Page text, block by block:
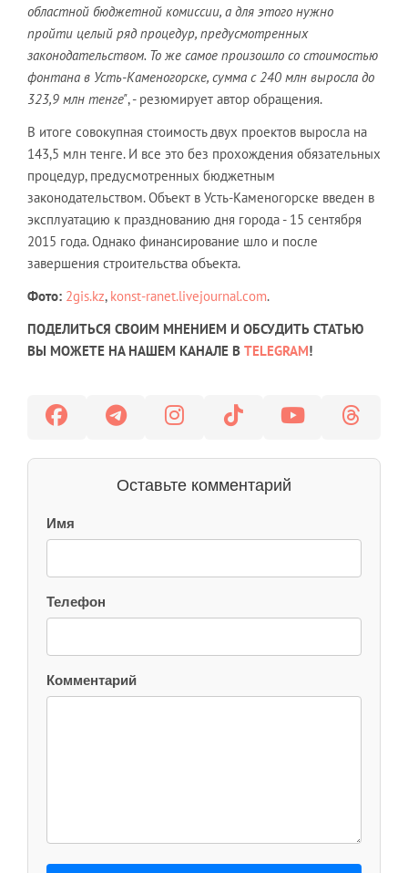
областной бюджетной комиссии, а для этого нужно
пройти целый ряд процедур, предусмотренных
законодательством. То же самое произошло со стоимостью
фонтана в Усть-Каменогорске, сумма с 240 млн выросла до
323,9 млн тенге", - резюмирует автор обращения.
В итоге совокупная стоимость двух проектов выросла на
143,5 млн тенге. И все это без прохождения обязательных
процедур, предусмотренных бюджетным
законодательством. Объект в Усть-Каменогорске введен в
эксплуатацию к празднованию дня города - 15 сентября
2015 года. Однако финансирование шло и после
завершения строительства объекта.
Фото: 2gis.kz, konst-ranet.livejournal.com.
ПОДЕЛИТЬСЯ СВОИМ МНЕНИЕМ И ОБСУДИТЬ СТАТЬЮ
ВЫ МОЖЕТЕ НА НАШЕМ КАНАЛЕ В TELEGRAM!
Оставьте комментарий
Имя
Телефон
Комментарий